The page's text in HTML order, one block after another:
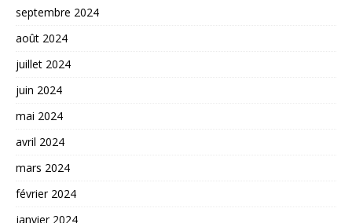
septembre 2024
août 2024
juillet 2024
juin 2024
mai 2024
avril 2024
mars 2024
février 2024
janvier 2024